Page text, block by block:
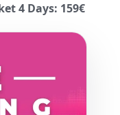
4 Days: 159€